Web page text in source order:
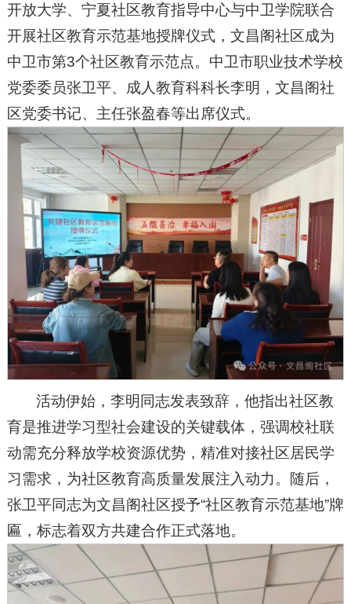
开放大学、宁夏社区教育指导中心与中卫学院联合
开展社区教育示范基地授牌仪式，文昌阁社区成为
中卫市第3个社区教育示范点。中卫市职业技术学校
党委委员张卫平、成人教育科科长李明，文昌阁社
区党委书记、主任张盈春等出席仪式。
活动伊始，李明同志发表致辞，他指出社区教
育是推进学习型社会建设的关键载体，强调校社联
动需充分释放学校资源优势，精准对接社区居民学
习需求，为社区教育高质量发展注入动力。随后，
张卫平同志为文昌阁社区授予“社区教育示范基地”牌
匾，标志着双方共建合作正式落地。